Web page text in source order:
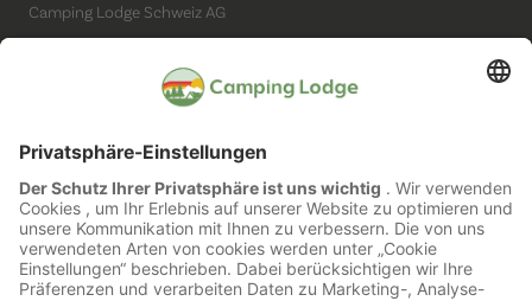
Camping Lodge Schweiz AG
Social Media